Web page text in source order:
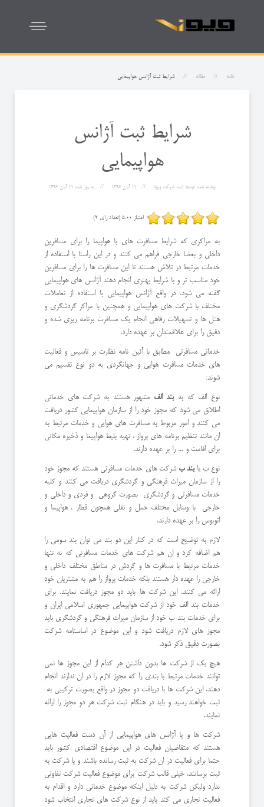
خانه مقاله شرایط ثبت آژانس هواپیمایی
شرایط ثبت آژانس
هواپیمایی
نوشته شده توسطثبت شرکت ویونا 11 آبان 1396 به روز شده 11 آبان 1396
امتیاز 5.00 (تعداد رای 2)
به مراکزی که شرایط مسافرت های با هواپیما را برای مسافرین
داخلی و بعضا خارجی فراهم می کنند و در این راستا با استفاده از
خدمات مرتبط در تلاش هستند تا این مسافرت ها را برای مسافرین
خود مناسب تر و با شرایط بهتری انجام دهند آژانس های هواپیمایی
گفته می شود. در واقع آژانس هواپیمایی با استفاده از تعاملات
مختلف با شرکت های هواپیمایی و همچنین با مراکز گردشگری و
هتل ها و تسهیلات رفاهی انجام یک مسافرت برنامه ریزی شده و
دقیق را برای علاقمندان بر عهده دارد.
خدماتی مسافرتی مطابق با آئین نامه نظارت بر تاسیس و فعالیت
های خدمات مسافرت هوایی و جهانگردی به دو نوع تقسیم می
شوند:
نوع الف که بهبند الف مشهور هستند به شرکت های خدماتی
اطلاق می شود که مجوز خود را از سازمان هواپیمایی کشور دریافت
می کنند و امور مربوط به مسافرت های هوایی و خدمات مرتبط به
ان مانند تنظیم برنامه های پرواز ، تهیه بلیط هواپیما و ذخیره مکانی
برای اقامت و ... را بر عهده دارند.
نوع ب یابند ب شرکت های خدمات مسافرتی هستند که مجوز خود
را از سازمان میراث فرهنگی و گردشگری دریافت می کنند و کلیه
خدمات مسافرتی و گردشگری بصورت گروهی و فردی و داخلی و
خارجی با وسایل مختلف حمل و نقلی همچون قطار ، هواپیما و
اتوبوس را بر عهده دارند.
لازم به توضیح است که در کنار این دو بند می توان بند سومی را
هم اضافه کرد و ان هم شرکت های خدمات مسافرتی که نه تنها
خدمات مرتبط با مسافرت ها و گردش در مناطق مختلف داخلی و
خارجی را عهده دار هستند بلکه خدمات پرواز را هم به مشتریان خود
ارائه می کنند. این شرکت ها باید دو مجوز دریافت نمایند. برای
خدمات بند الف خود از شرکت هواپیمایی جمهوری اسلامی ایران و
برای خدمات بند ب خود از سازمان میراث فرهنگی و گردشگری باید
مجوز های لازم دریافت شود و این موضوع در اساسنامه شرکت
بصورت دقیق ذکر شود.
هیچ یک از شرکت ها بدون داشتن هر کدام از این مجوز ها نمی
توانند خدمات مرتبط با بندی را که مجوز لازم را در ان ندارند انجام
دهند. این شرکت ها با دریافت دو مجوز در واقع بصورت ترکیبی به
ثبت خواهند رسید و باید در هنگام ثبت شرکت هر دو مجوز را ارائه
نمایند.
شرکت ها و یا آژانس های هواپیمایی از آن دست فعالیت هایی
هستند که متقاضیان فعالیت در این موضوع اقتصادی کشور باید
حتما برای فعالیت در ان شرکت به ثبت رسانده باشند و یا شرکت به
ثبت برسانند. خیلی قالب شرکت برای موضوع فعالیت شرکت تفاوتی
ندارد ولیکن شرکت به دلیل اینکه موضوع خدماتی دارد و اقدام به
فعالیت تجاری می کند باید از نوع شرکت های تجاری انتخاب شود